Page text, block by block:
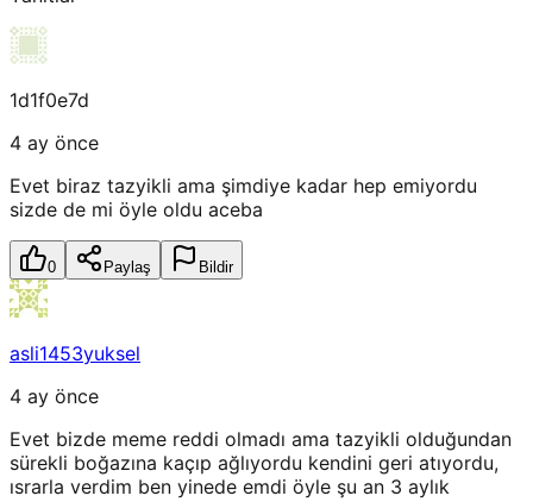
1d1f0e7d
4 ay önce
Evet biraz tazyikli ama şimdiye kadar hep emiyordu
sizde de mi öyle oldu aceba
0 Paylaş Bildir
asli1453yuksel
4 ay önce
Evet bizde meme reddi olmadı ama tazyikli olduğundan
sürekli boğazına kaçıp ağlıyordu kendini geri atıyordu,
ısrarla verdim ben yinede emdi öyle şu an 3 aylık